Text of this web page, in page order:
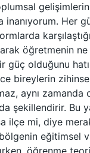
inanıyorum. Her
öğretmenin
güç olduğunu
bireylerin
aynı zamanda
da şekillendirir. Bu
ilçe mi, diye
eğitimsel
öğrenme